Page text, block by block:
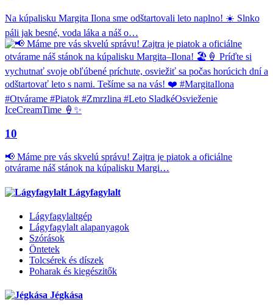
Na kúpalisku Margita Ilona sme odštartovali leto naplno! ☀️ Slnko
páli jak besné, voda láka a náš o…
10
📢 Máme pre vás skvelú správu! Zajtra je piatok a oficiálne
otvárame náš stánok na kúpalisku Margi…
Lágyfagylalt
Lágyfagylaltgép
Lágyfagylalt alapanyagok
Szórások
Öntetek
Tolcsérek és díszek
Poharak és kiegészitők
Jégkása